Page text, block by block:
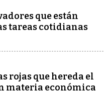
que están
tareas cotidianas
rojas que hereda el
materia económica